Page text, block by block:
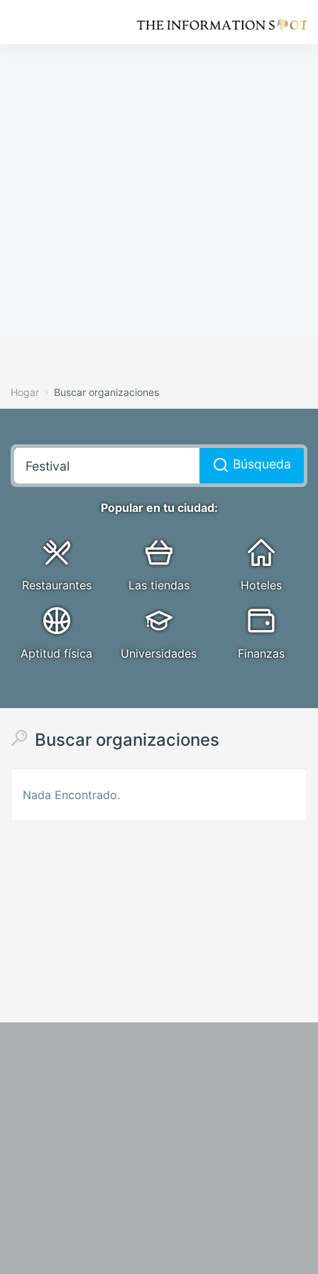
Hogar Buscar organizaciones
Búsqueda
Popular en tu ciudad:
Restaurantes Las tiendas Hoteles
Aptitud física Universidades Finanzas
Buscar organizaciones
Nada Encontrado.